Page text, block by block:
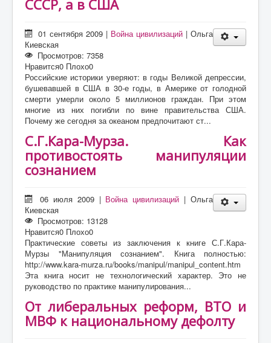
СССР, а в США
01 сентября 2009 | Война цивилизаций | Ольга
Киевская
Просмотров: 7358
Нравится0 Плохо0
Российские историки уверяют: в годы Великой депрессии,
бушевавшей в США в 30-е годы, в Америке от голодной
смерти умерли около 5 миллионов граждан. При этом
многие из них погибли по вине правительства США.
Почему же сегодня за океаном предпочитают ст...
С.Г.Кара-Мурза. Как
противостоять манипуляции
сознанием
06 июля 2009 | Война цивилизаций | Ольга
Киевская
Просмотров: 13128
Нравится0 Плохо0
Практические советы из заключения к книге С.Г.Кара-
Мурзы "Манипуляция сознанием". Книга полностью:
http://www.kara-murza.ru/books/manipul/manipul_content.htm
Эта книга носит не технологический характер. Это не
руководство по практике манипулирования...
От либеральных реформ, ВТО и
МВФ к национальному дефолту